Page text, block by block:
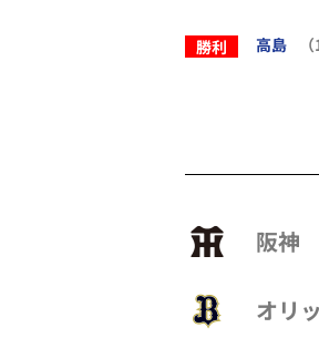
勝利 高島
阪神
オリ